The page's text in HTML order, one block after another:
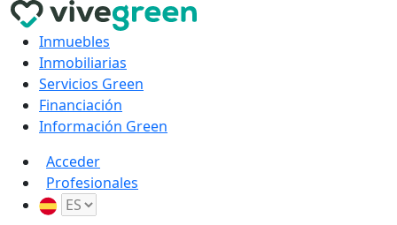
Inmuebles
Inmobiliarias
Servicios Green
Financiación
Información Green
Acceder
Profesionales